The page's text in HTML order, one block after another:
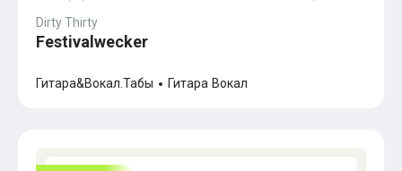
Популярное
Бесплатные
Dirty Thirty
Festivalwecker
Гитара&Вокал.Табы Гитара Вокал